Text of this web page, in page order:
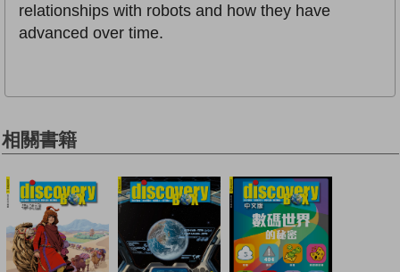
relationships with robots and how they have
advanced over time.
相關書籍